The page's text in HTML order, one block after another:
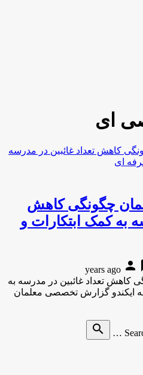
ای
چگونگی کاهش
به کمک ابتکارات و
person
تعداد غائبین در مدرسه به
ایکندو گزارش تخصصی معلمان
search